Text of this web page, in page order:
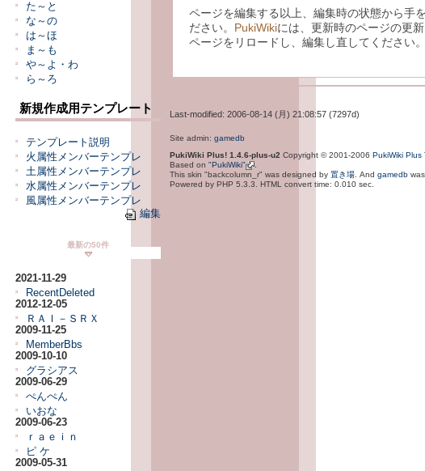
た～と
な～の
は～ほ
ま～も
や～よ・わ
ら～ろ
新規作成用テンプレート
テンプレート説明
火属性メンバーテンプレ
土属性メンバーテンプレ
水属性メンバーテンプレ
風属性メンバーテンプレ
編集
最新の50件
2021-11-29
RecentDeleted
2012-12-05
ＲＡＩ－ＳＲＸ
2009-11-25
MemberBbs
2009-10-10
グラシアス
2009-06-29
ぺんぺん
いおな
2009-06-23
ｒａｅｉｎ
ピ ケ
2009-05-31
ページを編集する以上、編集時の状態から手
ださい。 PukiWikiには、更新時のページの更
ページをリロードし、編集し直してください。
Last-modified: 2006-08-14 (月) 21:08:57 (7297d)
Site admin: gamedb
PukiWiki Plus! 1.4.6-plus-u2 Copyright © 2001-2006 PukiWiki Plus
Based on "PukiWiki"
This skin "backcolumn_r" was designed by 置き場 . And gamedb
Powered by PHP 5.3.3. HTML convert time: 0.010 sec.